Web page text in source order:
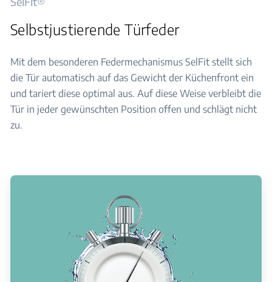
Selbstjustierende Türfeder
Mit dem besonderen Federmechanismus SelFit stellt sich
die Tür automatisch auf das Gewicht der Küchenfront ein
und tariert diese optimal aus. Auf diese Weise verbleibt die
Tür in jeder gewünschten Position offen und schlägt nicht
zu.